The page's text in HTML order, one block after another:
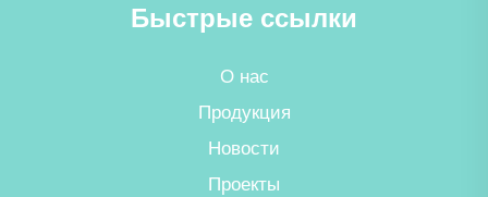
Быстрые ссылки
О нас
Продукция
Новости
Проекты